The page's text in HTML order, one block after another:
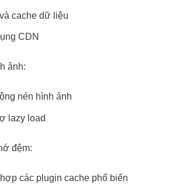
cache dữ liệu
CDN
ảnh:
nén hình ảnh
lazy load
đệm:
các plugin cache phổ biến